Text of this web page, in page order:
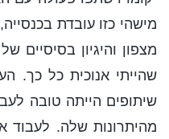
מישהי כזו עובדת
מצפון והיגיון
שהייתי אנוכית כל כך.
שיתופים הייתה טובה
מהיתרונות שלה. לעבוד